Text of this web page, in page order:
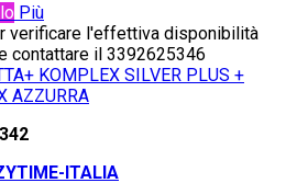
Più
verificare l'effettiva disponibilità
contattare il 3392625346
ITALIA